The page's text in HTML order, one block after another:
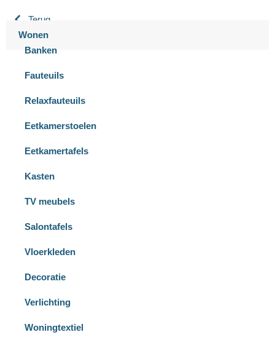
Terug
Wonen
Banken
Fauteuils
Relaxfauteuils
Eetkamerstoelen
Eetkamertafels
Kasten
TV meubels
Salontafels
Vloerkleden
Decoratie
Verlichting
Woningtextiel